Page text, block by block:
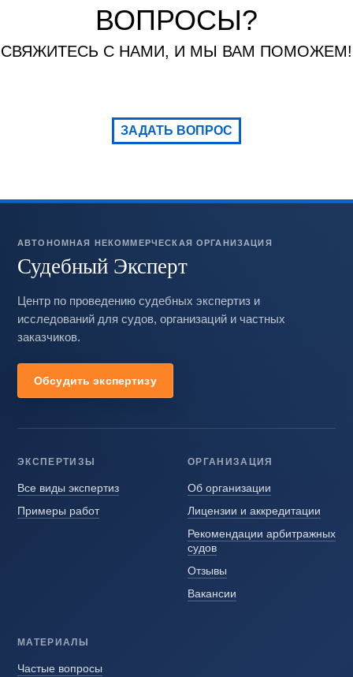
ВОПРОСЫ?
СВЯЖИТЕСЬ С НАМИ, И МЫ ВАМ ПОМОЖЕМ!
ЗАДАТЬ ВОПРОС
АВТОНОМНАЯ НЕКОММЕРЧЕСКАЯ ОРГАНИЗАЦИЯ
Судебный Эксперт
Центр по проведению судебных экспертиз и
исследований для судов, организаций и частных
заказчиков.
Обсудить экспертизу
ЭКСПЕРТИЗЫ
Все виды экспертиз
Примеры работ
ОРГАНИЗАЦИЯ
Об организации
Лицензии и аккредитации
Рекомендации арбитражных
судов
Отзывы
Вакансии
МАТЕРИАЛЫ
Частые вопросы